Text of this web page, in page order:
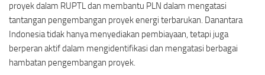
proyek dalam RUPTL dan membantu PLN dalam mengatasi
tantangan pengembangan proyek energi terbarukan. Danantara
Indonesia tidak hanya menyediakan pembiayaan, tetapi juga
berperan aktif dalam mengidentifikasi dan mengatasi berbagai
hambatan pengembangan proyek.